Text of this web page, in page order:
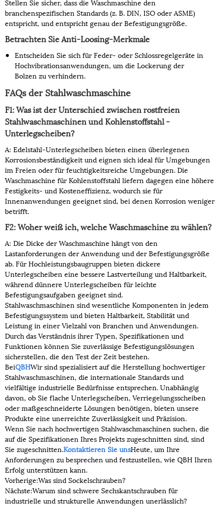
Stellen Sie sicher, dass die Waschmaschine den
branchenspezifischen Standards (z. B. DIN, ISO oder ASME)
entspricht, und entspricht genau der Befestigungsgröße.
Betrachten Sie Anti-Loosing-Merkmale
Entscheiden Sie sich für Feder- oder Schlossregelgeräte in
Hochvibrationsanwendungen, um die Lockerung der
Bolzen zu verhindern.
FAQs der Stahlwaschmaschine
F1: Was ist der Unterschied zwischen rostfreien
Stahlwaschmaschinen und Kohlenstoffstahl -
Unterlegscheiben?
A: Edelstahl-Unterlegscheiben bieten einen überlegenen
Korrosionsbeständigkeit und eignen sich ideal für Umgebungen
im Freien oder für feuchtigkeitsreiche Umgebungen. Die
Waschmaschine für Kohlenstoffstahl liefern dagegen eine höhere
Festigkeits- und Kosteneffizienz, wodurch sie für
Innenanwendungen geeignet sind, bei denen Korrosion weniger
betrifft.
F2: Woher weiß ich, welche Waschmaschine zu wählen?
A: Die Dicke der Waschmaschine hängt von den
Lastanforderungen der Anwendung und der Befestigungsgröße
ab. Für Hochleistungsbaugruppen bieten dickere
Unterlegscheiben eine bessere Lastverteilung und Haltbarkeit,
während dünnere Unterlegscheiben für leichte
Befestigungsaufgaben geeignet sind.
Stahlwaschmaschinen sind wesentliche Komponenten in jedem
Befestigungssystem und bieten Haltbarkeit, Stabilität und
Leistung in einer Vielzahl von Branchen und Anwendungen.
Durch das Verständnis ihrer Typen, Spezifikationen und
Funktionen können Sie zuverlässige Befestigungslösungen
sicherstellen, die den Test der Zeit bestehen.
BeiQBHWir sind spezialisiert auf die Herstellung hochwertiger
Stahlwaschmaschinen, die internationale Standards und
vielfältige industrielle Bedürfnisse entsprechen. Unabhängig
davon, ob Sie flache Unterlegscheiben, Verriegelungsscheiben
oder maßgeschneiderte Lösungen benötigen, bieten unsere
Produkte eine unerreichte Zuverlässigkeit und Präzision.
Wenn Sie nach hochwertigen Stahlwaschmaschinen suchen, die
auf die Spezifikationen Ihres Projekts zugeschnitten sind, sind
Sie zugeschnitten.Kontaktieren Sie unsHeute, um Ihre
Anforderungen zu besprechen und festzustellen, wie QBH Ihren
Erfolg unterstützen kann.
Vorherige:Was sind Sockelschrauben?
Nächste:Warum sind schwere Sechskantschrauben für
industrielle und strukturelle Anwendungen unerlässlich?